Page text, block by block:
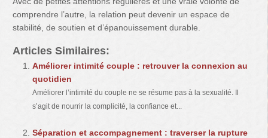
comprendre l’autre, la relation peut devenir un espace de
stabilité, de soutien et d’épanouissement durable.
Articles Similaires:
Améliorer intimité couple : retrouver la connexion au
quotidien
Améliorer l’intimité du couple ne se résume pas à la sexualité. Il
s’agit de nourrir la complicité, la confiance et...
Séparation et accompagnement : traverser la rupture